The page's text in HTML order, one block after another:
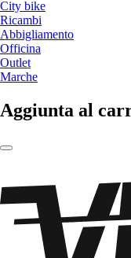
City bike
Ricambi
Abbigliamento
Officina
Outlet
Marche
Aggiunta al